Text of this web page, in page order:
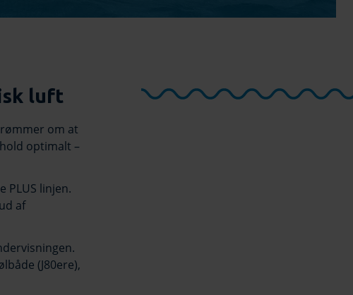
luft
om at
optimalt –
PLUS linjen.
af
(J80ere),